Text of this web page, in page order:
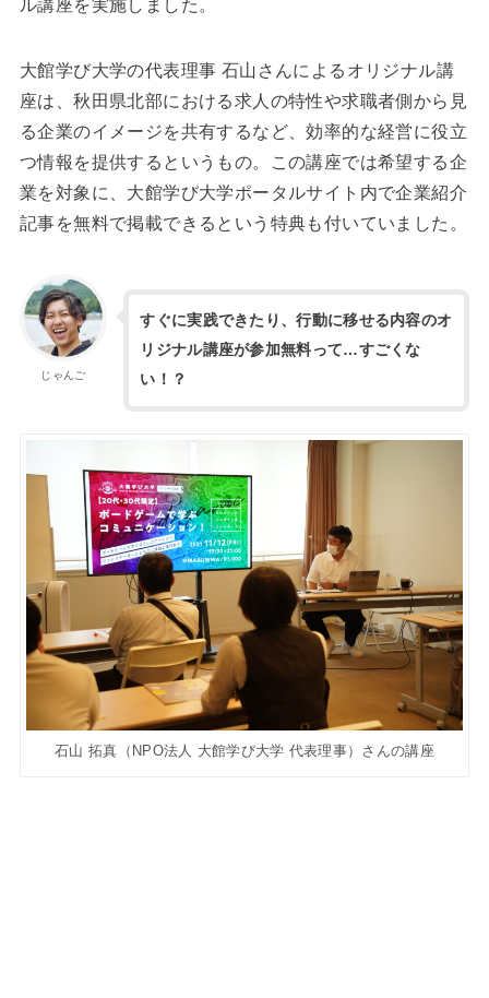
ル講座を実施しました。
大館学び大学の代表理事 石山さんによるオリジナル講
座は、秋田県北部における求人の特性や求職者側から見
る企業のイメージを共有するなど、効率的な経営に役立
つ情報を提供するというもの。この講座では希望する企
業を対象に、大館学び大学ポータルサイト内で企業紹介
記事を無料で掲載できるという特典も付いていました。
じゃんご
すぐに実践できたり、行動に移せる内容のオ
リジナル講座が参加無料って…すごくな
い！？
石山 拓真（NPO法人 大館学び大学 代表理事）さんの講座